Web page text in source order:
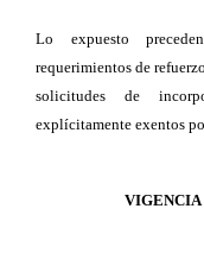
Lo expuesto
requerimientos de
solicitudes de
explícitamente exentos